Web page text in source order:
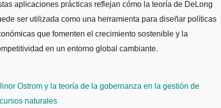
aplicaciones prácticas reflejan cómo la teoría de DeLong
ser utilizada como una herramienta para diseñar políticas
que fomenten el crecimiento sostenible y la
en un entorno global cambiante.
Ostrom y la teoría de la gobernanza en la gestión de
naturales